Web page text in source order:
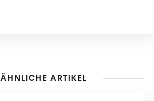
ÄHNLICHE ARTIKEL